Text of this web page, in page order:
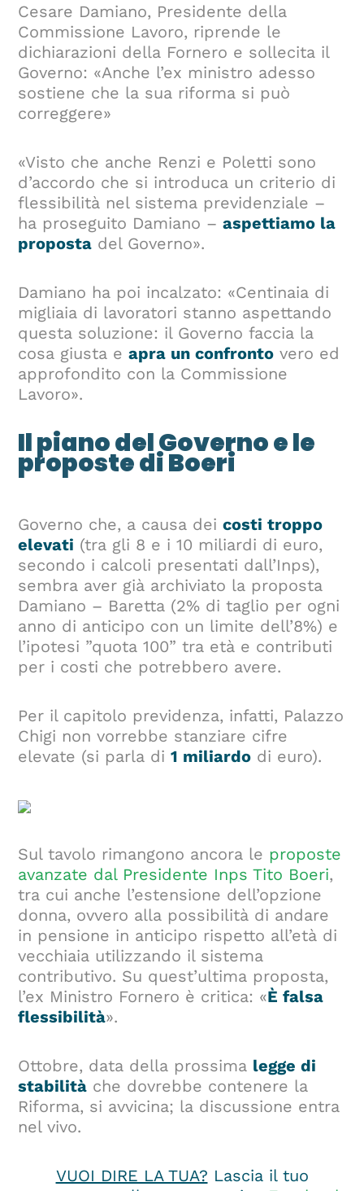
Cesare Damiano, Presidente della
Commissione Lavoro, riprende le
dichiarazioni della Fornero e sollecita il
Governo: «Anche l’ex ministro adesso
sostiene che la sua riforma si può
correggere»
«Visto che anche Renzi e Poletti sono
d’accordo che si introduca un criterio di
flessibilità nel sistema previdenziale –
ha proseguito Damiano –aspettiamo la
proposta del Governo».
Damiano ha poi incalzato: «Centinaia di
migliaia di lavoratori stanno aspettando
questa soluzione: il Governo faccia la
cosa giusta eapra un confronto vero ed
approfondito con la Commissione
Lavoro».
Il piano del Governo e le
proposte di Boeri
Governo che, a causa deicosti troppo
elevati (tra gli 8 e i 10 miliardi di euro,
secondo i calcoli presentati dall’Inps),
sembra aver già archiviato la proposta
Damiano – Baretta (2% di taglio per ogni
anno di anticipo con un limite dell’8%) e
l’ipotesi ”quota 100” tra età e contributi
per i costi che potrebbero avere.
Per il capitolo previdenza, infatti, Palazzo
Chigi non vorrebbe stanziare cifre
elevate (si parla di1 miliardo di euro).
Sul tavolo rimangono ancora le proposte
avanzate dal Presidente Inps Tito Boeri,
tra cui anche l’estensione dell’opzione
donna, ovvero alla possibilità di andare
in pensione in anticipo rispetto all’età di
vecchiaia utilizzando il sistema
contributivo. Su quest’ultima proposta,
l’ex Ministro Fornero è critica: «È falsa
flessibilità».
Ottobre, data della prossima legge di
stabilità che dovrebbe contenere la
Riforma, si avvicina; la discussione entra
nel vivo.
VUOI DIRE LA TUA? Lascia il tuo